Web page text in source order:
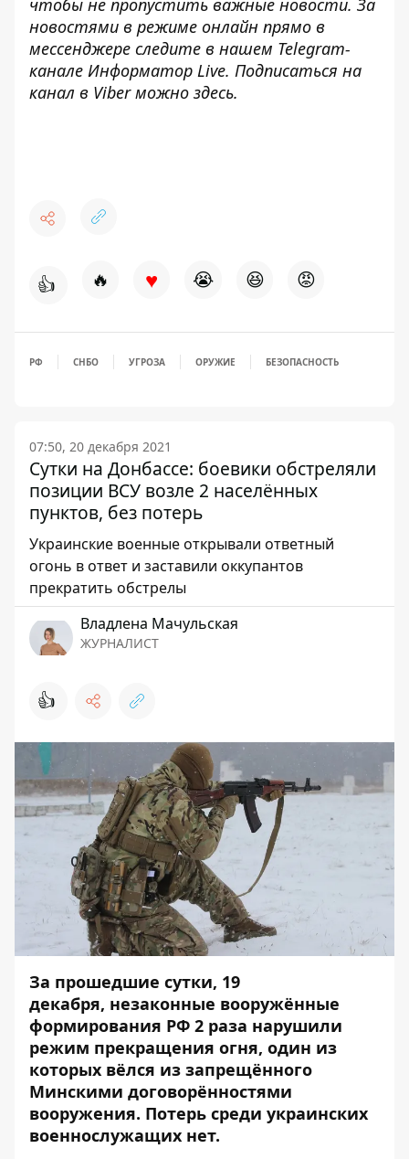
чтобы не пропустить важные новости. За
новостями в режиме онлайн прямо в
мессенджере следите в нашем Telegram-
канале Информатор Live. Подписаться на
канал в Viber можно здесь.
👍 🔥 ♥ 😭 😆 😡
РФ СНБО УГРОЗА ОРУЖИЕ БЕЗОПАСНОСТЬ
07:50, 20 декабря 2021
Сутки на Донбассе: боевики обстреляли
позиции ВСУ возле 2 населённых
пунктов, без потерь
Украинские военные открывали ответный
огонь в ответ и заставили оккупантов
прекратить обстрелы
Владлена Мачульская
ЖУРНАЛИСТ
👍
За прошедшие сутки, 19
декабря, незаконные вооружённые
формирования РФ 2 раза нарушили
режим прекращения огня, один из
которых вёлся из запрещённого
Минскими договорённостями
вооружения. Потерь среди украинских
военнослужащих нет.